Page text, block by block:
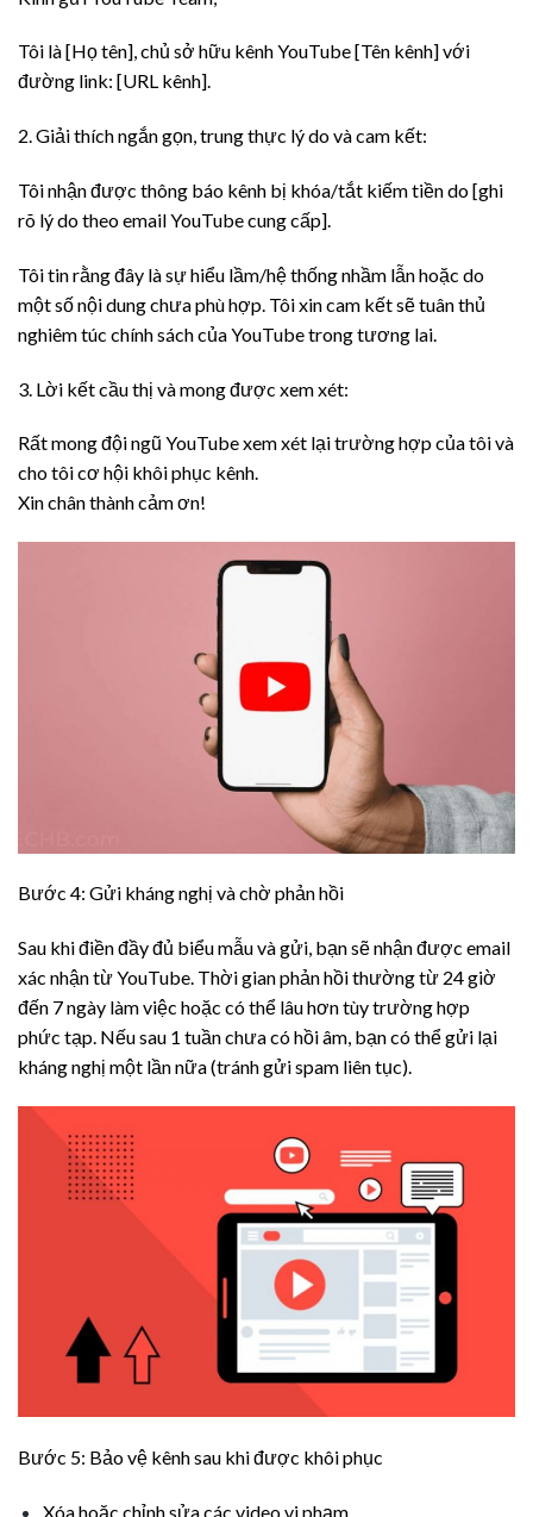
Tôi là [Họ tên], chủ sở hữu kênh YouTube [Tên kênh] với
đường link: [URL kênh].
2. Giải thích ngắn gọn, trung thực lý do và cam kết:
Tôi nhận được thông báo kênh bị khóa/tắt kiếm tiền do [ghi
rõ lý do theo email YouTube cung cấp].
Tôi tin rằng đây là sự hiểu lầm/hệ thống nhầm lẫn hoặc do
một số nội dung chưa phù hợp. Tôi xin cam kết sẽ tuân thủ
nghiêm túc chính sách của YouTube trong tương lai.
3. Lời kết cầu thị và mong được xem xét:
Rất mong đội ngũ YouTube xem xét lại trường hợp của tôi và
cho tôi cơ hội khôi phục kênh.
Xin chân thành cảm ơn!
Bước 4: Gửi kháng nghị và chờ phản hồi
Sau khi điền đầy đủ biểu mẫu và gửi, bạn sẽ nhận được email
xác nhận từ YouTube. Thời gian phản hồi thường từ 24 giờ
đến 7 ngày làm việc hoặc có thể lâu hơn tùy trường hợp
phức tạp. Nếu sau 1 tuần chưa có hồi âm, bạn có thể gửi lại
kháng nghị một lần nữa (tránh gửi spam liên tục).
Bước 5: Bảo vệ kênh sau khi được khôi phục
Xóa hoặc chỉnh sửa các video vi phạm.